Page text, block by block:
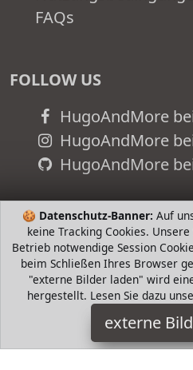
🍪 Datenschutz-Banner: Auf
keine Tracking Cookies.
Betrieb notwendige Session
beim Schließen Ihres Browser
"externe Bilder laden" wird
hergestellt. Lesen Sie dazu
externe
FAQs
FOLLOW US
HugoAndMore
HugoAndMore
HugoAndMore